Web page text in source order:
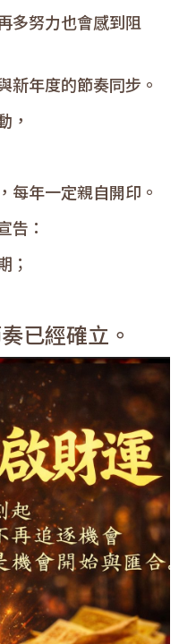
多努力也會感到阻
新年度的節奏同步。
，
每年一定親自開印。
告：
；
已經確立。